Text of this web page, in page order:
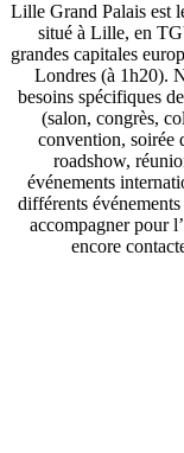
Lille Grand Palais est
situé à Lille, en
grandes capitales
Londres (à 1h20).
besoins spécifiques
(salon, congrès,
convention, soirée
roadshow,
événements
différents
accompagner pour
encore